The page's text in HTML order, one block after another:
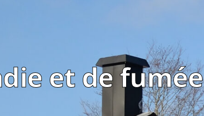
et de fumée